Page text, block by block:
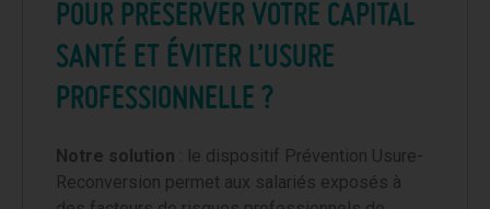
POUR PRÉSERVER VOTRE CAPITAL
SANTÉ ET ÉVITER L’USURE
PROFESSIONNELLE ?
Notre solution : le dispositif Prévention Usure-
Reconversion permet aux salariés exposés à